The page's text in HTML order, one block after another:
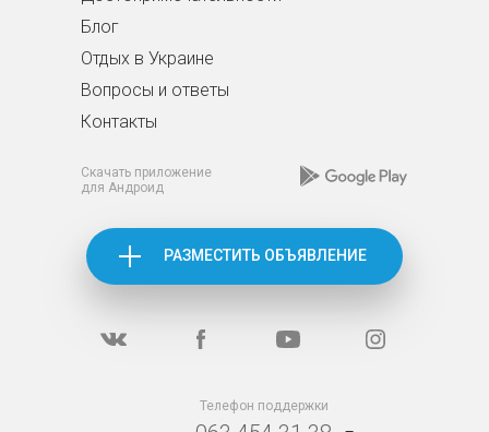
Блог
Отдых в Украине
Вопросы и ответы
Контакты
Скачать приложение
для Андроид
РАЗМЕСТИТЬ ОБЪЯВЛЕНИЕ
Телефон поддержки